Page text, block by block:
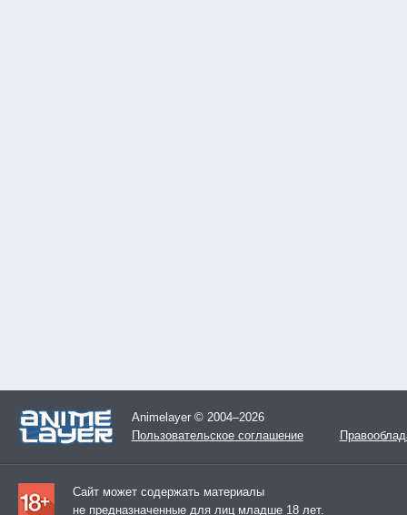
Animelayer © 2004–2026
Пользовательское соглашение
Сайт может содержать материалы
не предназначенные для лиц младше 18 лет.